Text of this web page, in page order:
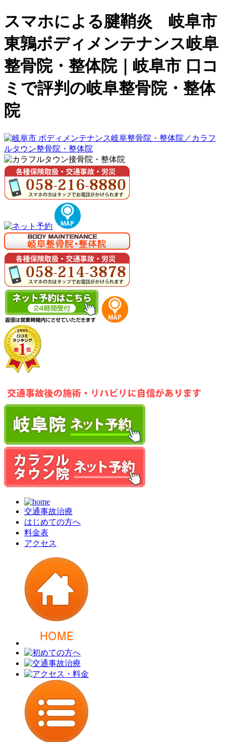
スマホによる腱鞘炎 岐阜市
東鶉ボディメンテナンス岐阜
整骨院・整体院｜岐阜市 口コ
ミで評判の岐阜整骨院・整体
院
交通事故治療
はじめての方へ
料金表
アクセス